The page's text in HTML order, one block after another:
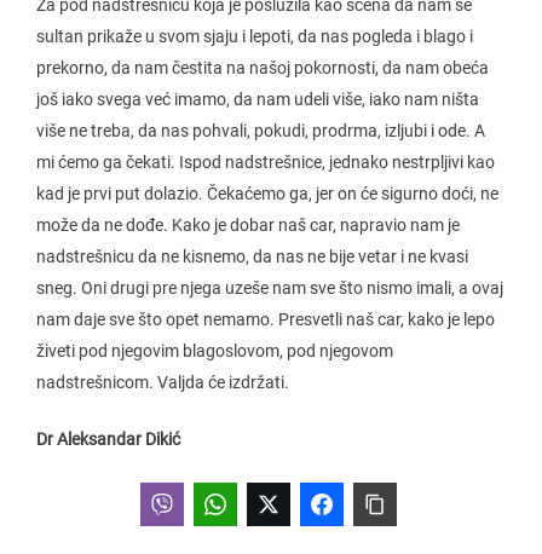
Za pod nadstrešnicu koja je poslužila kao scena da nam se
sultan prikaže u svom sjaju i lepoti, da nas pogleda i blago i
prekorno, da nam čestita na našoj pokornosti, da nam obeća
još iako svega već imamo, da nam udeli više, iako nam ništa
više ne treba, da nas pohvali, pokudi, prodrma, izljubi i ode. A
mi ćemo ga čekati. Ispod nadstrešnice, jednako nestrpljivi kao
kad je prvi put dolazio. Čekaćemo ga, jer on će sigurno doći, ne
može da ne dođe. Kako je dobar naš car, napravio nam je
nadstrešnicu da ne kisnemo, da nas ne bije vetar i ne kvasi
sneg. Oni drugi pre njega uzeše nam sve što nismo imali, a ovaj
nam daje sve što opet nemamo. Presvetli naš car, kako je lepo
živeti pod njegovim blagoslovom, pod njegovom
nadstrešnicom. Valjda će izdržati.
Dr Aleksandar Dikić